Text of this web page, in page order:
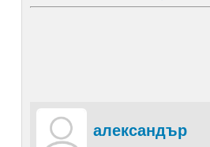
- Сглобена и готова за монтаж
александър